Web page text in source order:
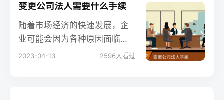
变更公司法人需要什么手续
随着市场经济的快速发展，企
业可能会因为各种原因面临公
司法人变更的需求。公司法人
2023-04-13 2596人看过